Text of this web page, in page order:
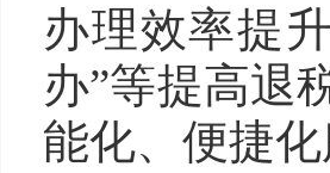
办理效率提
办”等提高退
能化、便捷